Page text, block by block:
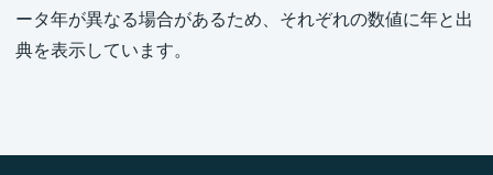
ータ年が異なる場合があるため、それぞれの数値に年と出
典を表示しています。